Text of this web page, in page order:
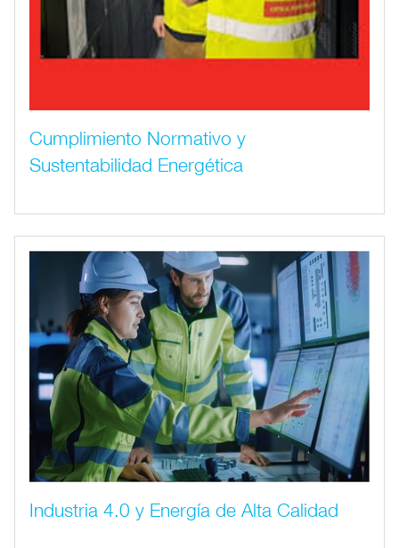
Cumplimiento Normativo y
Sustentabilidad Energética
Industria 4.0 y Energía de Alta Calidad